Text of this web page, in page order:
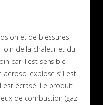
et de blessures
loin de la chaleur et du
car il est sensible
explose s’il est
est écrasé. Le produit
de combustion (gaz